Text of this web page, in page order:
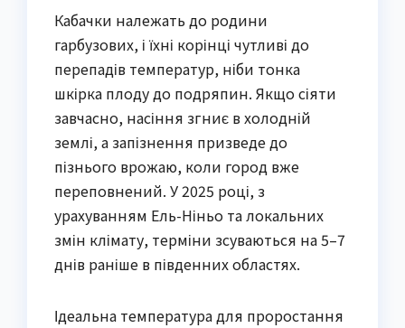
Кабачки належать до родини
гарбузових, і їхні корінці чутливі до
перепадів температур, ніби тонка
шкірка плоду до подряпин. Якщо сіяти
завчасно, насіння згниє в холодній
землі, а запізнення призведе до
пізнього врожаю, коли город вже
переповнений. У 2025 році, з
урахуванням Ель-Ніньо та локальних
змін клімату, терміни зсуваються на 5–7
днів раніше в південних областях.
Ідеальна температура для проростання